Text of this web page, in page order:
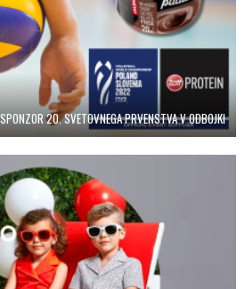
20. SVETOVNEGA PRVENSTVA V ODBOJKI